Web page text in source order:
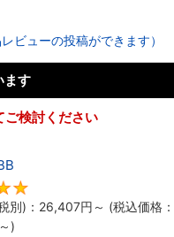
ビューの投稿ができます）
ます
ご検討ください
別)： 26,407円 ～ (税込価格：
～)